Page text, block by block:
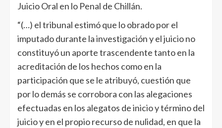
Juicio Oral en lo Penal de Chillán.
“(…) el tribunal estimó que lo obrado por el
imputado durante la investigación y el juicio no
constituyó un aporte trascendente tanto en la
acreditación de los hechos como en la
participación que se le atribuyó, cuestión que
por lo demás se corrobora con las alegaciones
efectuadas en los alegatos de inicio y término del
juicio y en el propio recurso de nulidad, en que la